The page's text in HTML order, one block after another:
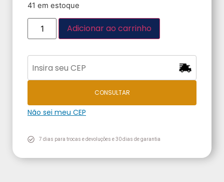
41 em estoque
Adicionar ao carrinho
CONSULTAR
Não sei meu CEP
7 dias para trocas e devoluções e 30 dias de garantia